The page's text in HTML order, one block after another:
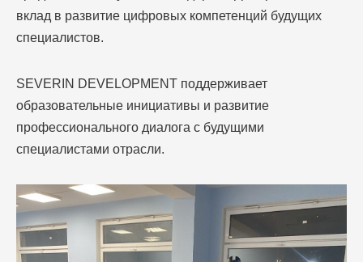
вклад в развитие цифровых компетенций будущих
специалистов.
SEVERIN DEVELOPMENT поддерживает
образовательные инициативы и развитие
профессионального диалога с будущими
специалистами отрасли.